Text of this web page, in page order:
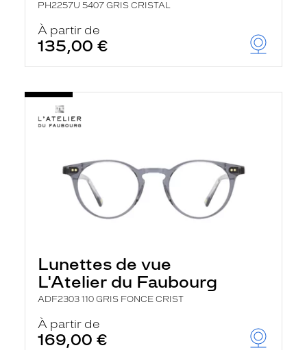
PH2257U 5407 GRIS CRISTAL
À partir de
135,00 €
Lunettes de vue
L'Atelier du Faubourg
ADF2303 110 GRIS FONCE CRIST
À partir de
169,00 €